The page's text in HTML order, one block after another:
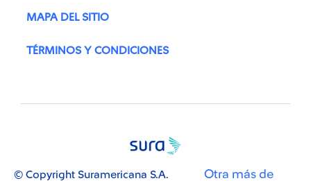
MAPA DEL SITIO
TÉRMINOS Y CONDICIONES
© Copyright Suramericana S.A.
Otra más de